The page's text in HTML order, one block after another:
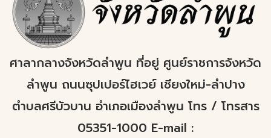
ศาลากลางจังหวัดลำพูน ที่อยู่ ศูนย์ราชการจังหวัด
ลำพูน ถนนซุปเปอร์ไฮเวย์ เชียงใหม่-ลำปาง
ตำบลศรีบัวบาน อำเภอเมืองลำพูน โทร / โทรสาร
05351-1000 E-mail :